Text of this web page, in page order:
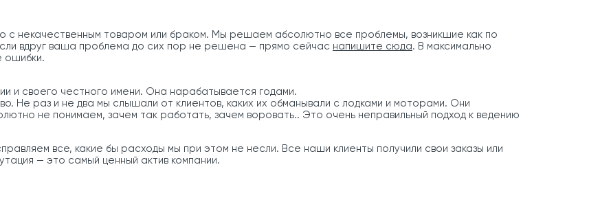
с некачественным товаром или браком. Мы решаем абсолютно все проблемы, возникшие как по
вдруг ваша проблема до сих пор не решена — прямо сейчас напишите сюда. В максимально
ошибки.
и своего честного имени. Она нарабатывается годами.
Не раз и не два мы слышали от клиентов, каких их обманывали с лодками и моторами. Они
не понимаем, зачем так работать, зачем воровать.. Это очень неправильный подход к ведению
все, какие бы расходы мы при этом не несли. Все наши клиенты получили свои заказы или
— это самый ценный актив компании.